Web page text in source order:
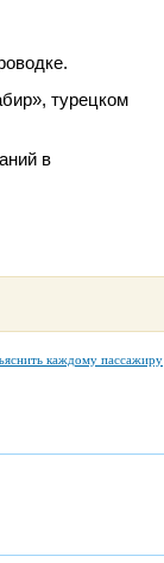
турецком
в
каждому пассажиру